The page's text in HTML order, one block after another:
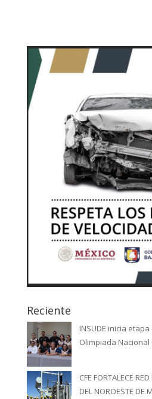
Reciente
INSUDE inicia
Olimpiada Nacional
CFE FORTALECE
DEL NOROESTE DE